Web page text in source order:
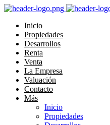
Inicio
Propiedades
Desarrollos
Renta
Venta
La Empresa
Valuación
Contacto
Más
Inicio
Propiedades